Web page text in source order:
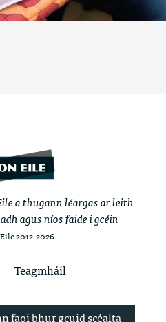
a thugann léargas ar leith
agus níos faide i gcéin
2012-2026
Teagmháil
faoi bhur gcuid scéalta